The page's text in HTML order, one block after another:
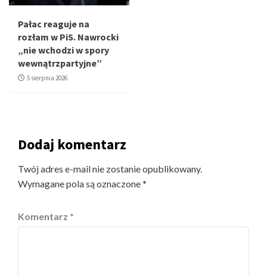
Pałac reaguje na
rozłam w PiS. Nawrocki
„nie wchodzi w spory
wewnątrzpartyjne”
5 sierpnia 2026
Dodaj komentarz
Twój adres e-mail nie zostanie opublikowany.
Wymagane pola są oznaczone*
Komentarz *